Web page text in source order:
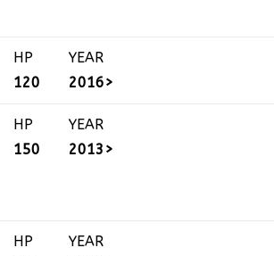
HP
120
YEAR
2016>
HP
150
YEAR
2013>
HP
YEAR